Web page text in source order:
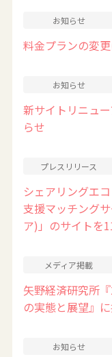
お知らせ
料金プランの変
お知らせ
新サイトリニュ
らせ
プレスリリース
シェアリングエ
支援マッチング
ア)」のサイトを
メディア掲載
矢野経済研究所
の実態と展望』
お知らせ